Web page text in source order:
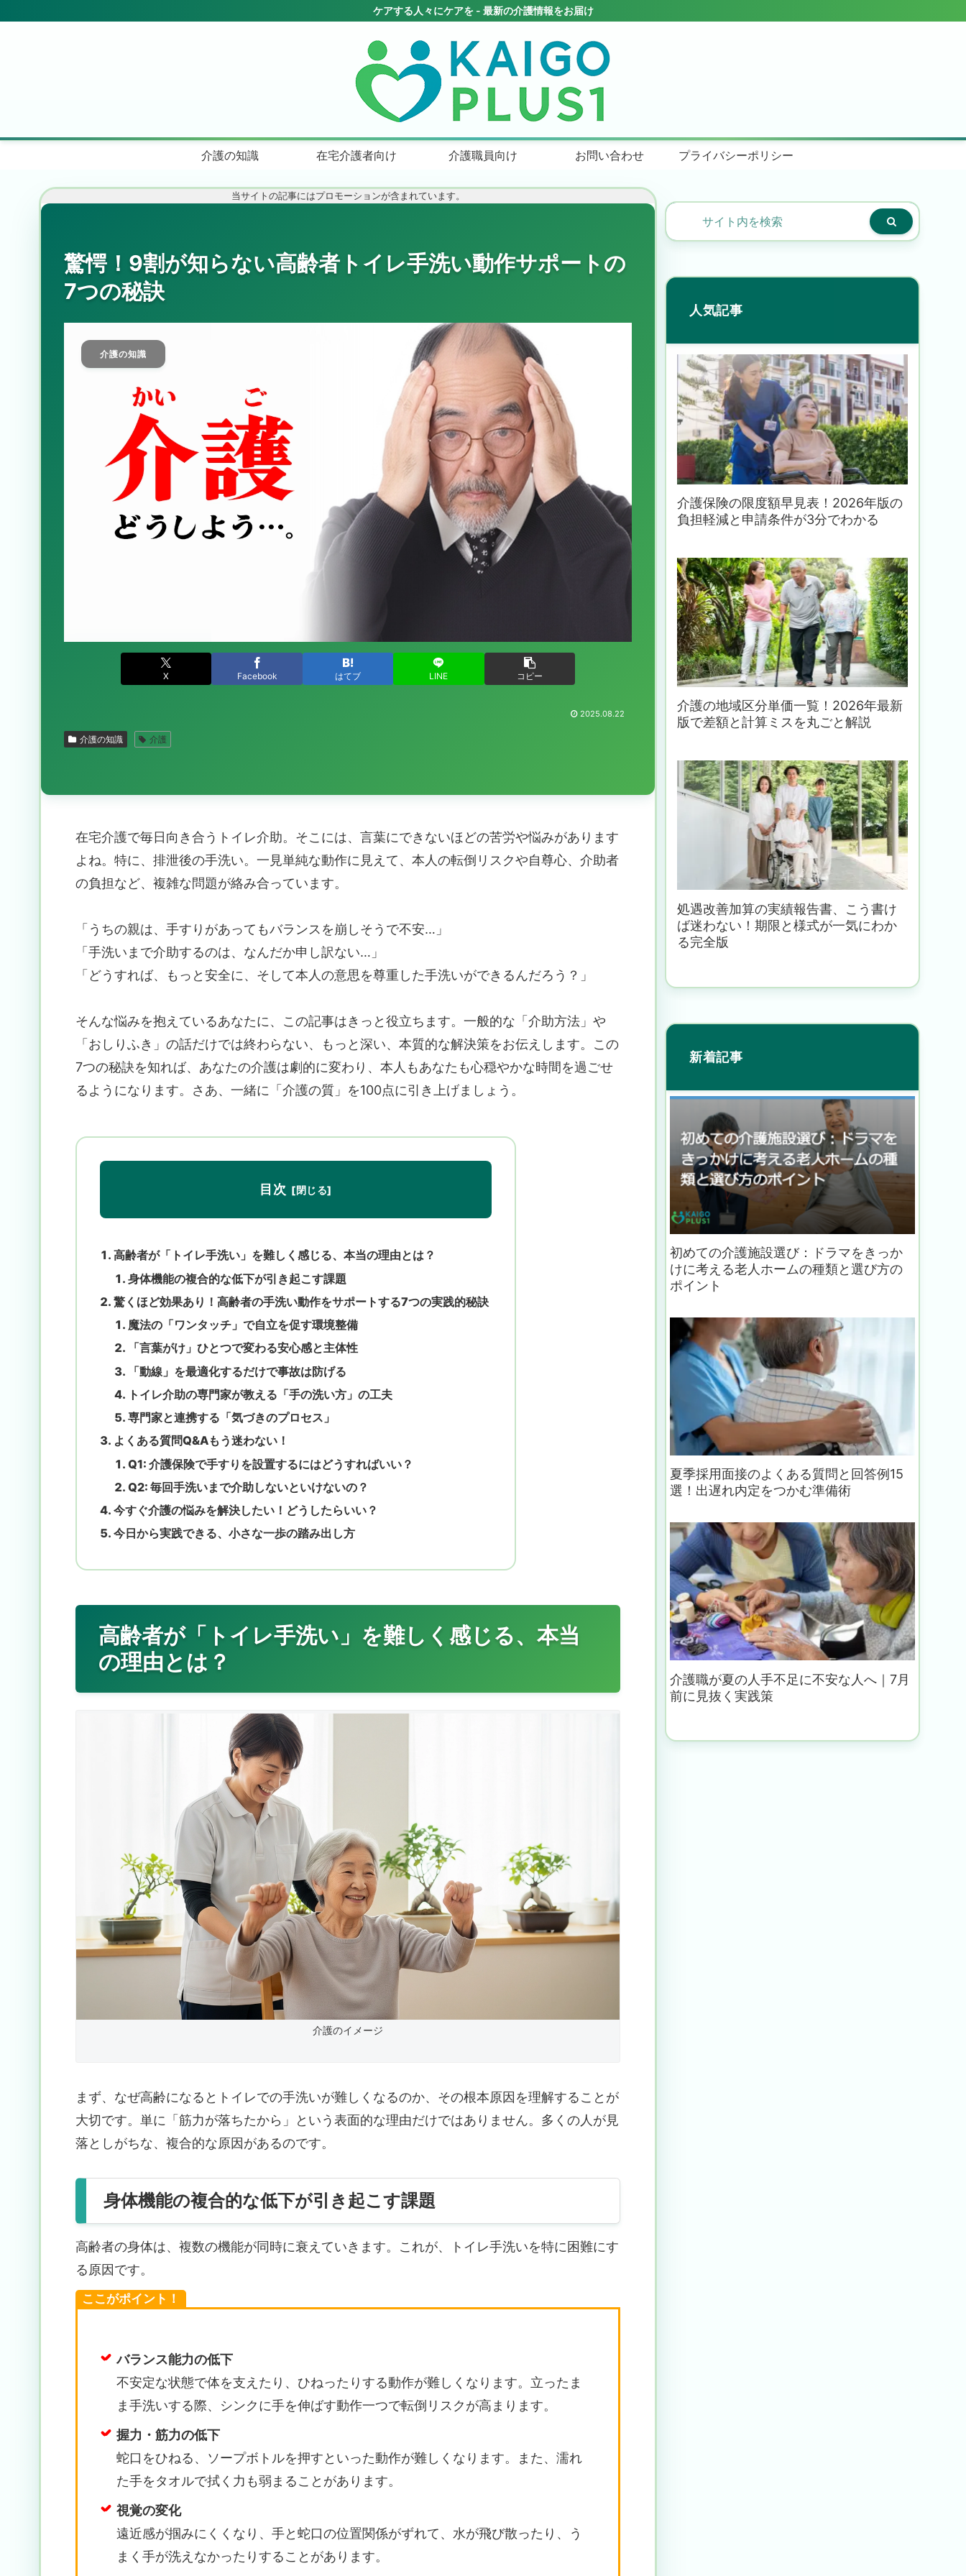
介護の知識 在宅介護者向け 介護職員向け お問い合わせ プライバシーポリシー
当サイトの記事にはプロモーションが含まれています。
驚愕！9割が知らない高齢者トイレ手洗い動作サポートの
7つの秘訣
介護の知識
X Facebook はてブ LINE コピー
2025.08.22
介護の知識 介護
在宅介護で毎日向き合うトイレ介助。そこには、言葉にできないほどの苦労や悩みがあります
よね。特に、排泄後の手洗い。一見単純な動作に見えて、本人の転倒リスクや自尊心、介助者
の負担など、複雑な問題が絡み合っています。
「うちの親は、手すりがあってもバランスを崩しそうで不安…」
「手洗いまで介助するのは、なんだか申し訳ない…」
「どうすれば、もっと安全に、そして本人の意思を尊重した手洗いができるんだろう？」
そんな悩みを抱えているあなたに、この記事はきっと役立ちます。一般的な「介助方法」や
「おしりふき」の話だけでは終わらない、もっと深い、本質的な解決策をお伝えします。この
7つの秘訣を知れば、あなたの介護は劇的に変わり、本人もあなたも心穏やかな時間を過ごせ
るようになります。さあ、一緒に「介護の質」を100点に引き上げましょう。
目次
高齢者が「トイレ手洗い」を難しく感じる、本当の理由とは？
身体機能の複合的な低下が引き起こす課題
驚くほど効果あり！高齢者の手洗い動作をサポートする7つの実践的秘訣
魔法の「ワンタッチ」で自立を促す環境整備
「言葉がけ」ひとつで変わる安心感と主体性
「動線」を最適化するだけで事故は防げる
トイレ介助の専門家が教える「手の洗い方」の工夫
専門家と連携する「気づきのプロセス」
よくある質問Q&Aもう迷わない！
Q1: 介護保険で手すりを設置するにはどうすればいい？
Q2: 毎回手洗いまで介助しないといけないの？
今すぐ介護の悩みを解決したい！どうしたらいい？
今日から実践できる、小さな一歩の踏み出し方
高齢者が「トイレ手洗い」を難しく感じる、本当
の理由とは？
介護のイメージ
まず、なぜ高齢になるとトイレでの手洗いが難しくなるのか、その根本原因を理解することが
大切です。単に「筋力が落ちたから」という表面的な理由だけではありません。多くの人が見
落としがちな、複合的な原因があるのです。
身体機能の複合的な低下が引き起こす課題
高齢者の身体は、複数の機能が同時に衰えていきます。これが、トイレ手洗いを特に困難にす
る原因です。
ここがポイント！
バランス能力の低下
不安定な状態で体を支えたり、ひねったりする動作が難しくなります。立ったま
ま手洗いする際、シンクに手を伸ばす動作一つで転倒リスクが高まります。
握力・筋力の低下
蛇口をひねる、ソープボトルを押すといった動作が難しくなります。また、濡れ
た手をタオルで拭く力も弱まることがあります。
視覚の変化
遠近感が掴みにくくなり、手と蛇口の位置関係がずれて、水が飛び散ったり、う
まく手が洗えなかったりすることがあります。
人気記事
介護保険の限度額早見表！2026年版の
負担軽減と申請条件が3分でわかる
介護の地域区分単価一覧！2026年最新
版で差額と計算ミスを丸ごと解説
処遇改善加算の実績報告書、こう書け
ば迷わない！期限と様式が一気にわか
る完全版
新着記事
初めての介護施設選び：ドラマをきっか
けに考える老人ホームの種類と選び方の
ポイント
夏季採用面接のよくある質問と回答例15
選！出遅れ内定をつかむ準備術
介護職が夏の人手不足に不安な人へ｜7月
前に見抜く実践策